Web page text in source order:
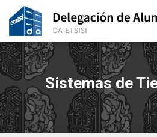
Sistemas de